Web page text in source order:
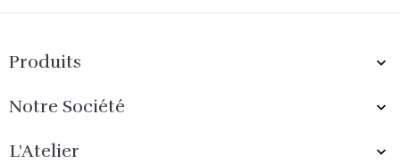
Produits 
Notre Société 
L'Atelier 